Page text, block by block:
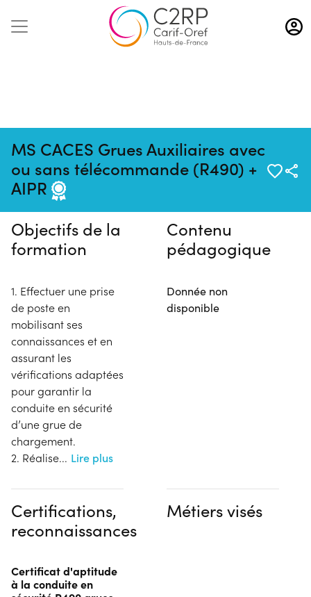
Aller
au
contenu
MS CACES Grues Auxiliaires avec
ou sans télécommande (R490) +
AIPR
Pas de session programmée en
ce moment
Objectifs de la
formation
1. Effectuer une prise
de poste en
mobilisant ses
connaissances et en
assurant les
vérifications adaptées
pour garantir la
conduite en sécurité
d’une grue de
chargement.
2. Réalise... Lire plus
Contenu
pédagogique
Donnée non
disponible
Certifications,
reconnaissances
Certificat d'aptitude
à la conduite en
Métiers visés